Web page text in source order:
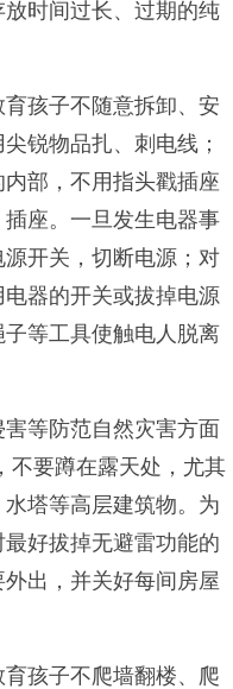
时间过长、过期的纯
孩子不随意拆卸、安
锐物品扎、刺电线；
部，不用指头戳插座
座。一旦发生电器事
开关，切断电源；对
器的开关或拔掉电源
等工具使触电人脱离
等防范自然灾害方面
不要蹲在露天处，尤其
塔等高层建筑物。为
好拔掉无避雷功能的
出，并关好每间房屋
孩子不爬墙翻楼、爬